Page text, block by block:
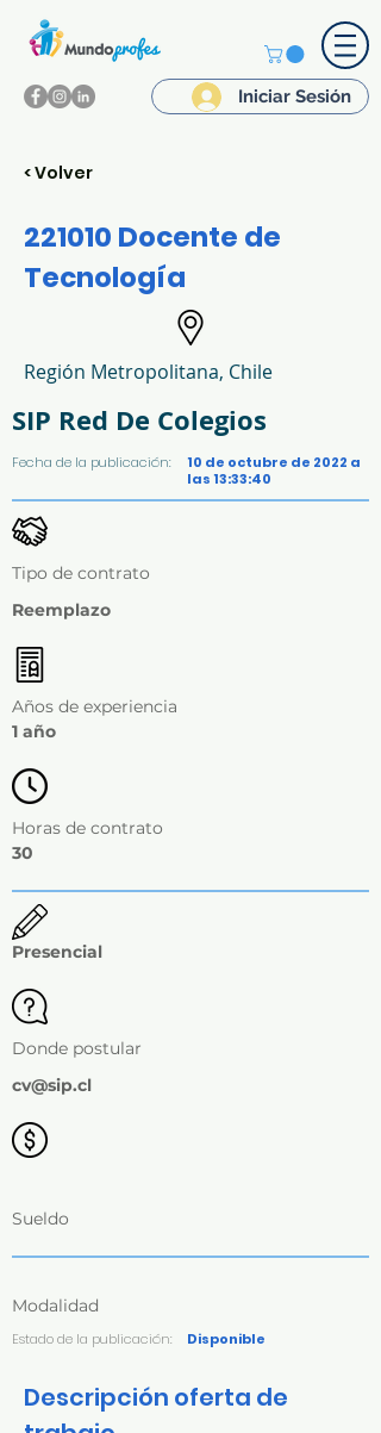
Iniciar Sesión
< Volver
221010 Docente de
Tecnología
Región Metropolitana, Chile
SIP Red De Colegios
Fecha de la publicación:
10 de octubre de 2022 a
las 13:33:40
Tipo de contrato
Reemplazo
Años de experiencia
1 año
Horas de contrato
30
Presencial
Donde postular
cv@sip.cl
Sueldo
Modalidad
Estado de la publicación: Disponible
Descripción oferta de